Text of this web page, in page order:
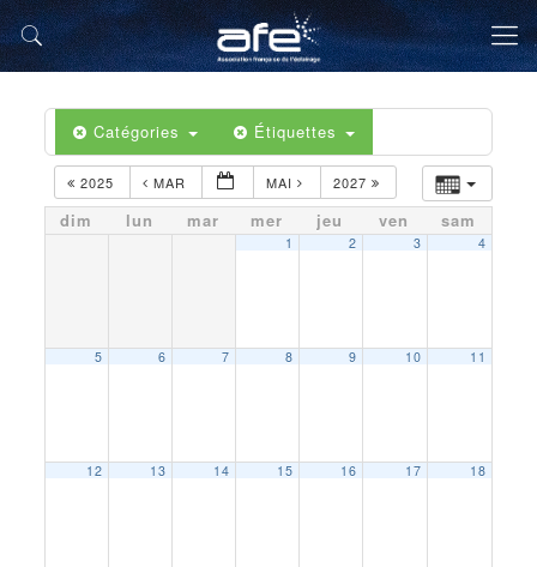
Catégories Étiquettes
2025 MAR MAI 2027
dim lun mar mer jeu ven sam
1 2 3 4
5 6 7 8 9 10 11
12 13 14 15 16 17 18